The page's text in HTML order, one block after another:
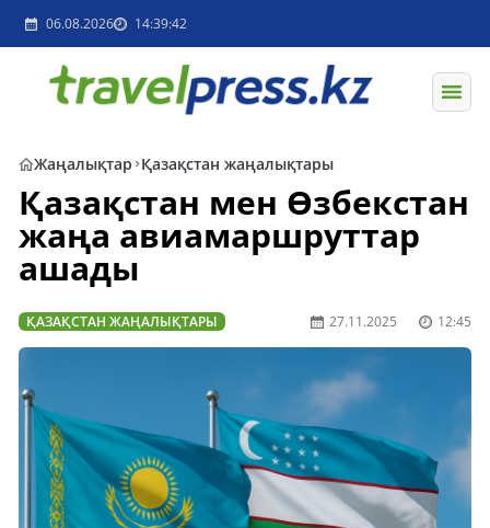
06.08.2026 14:39:42
Жаңалықтар Қазақстан жаңалықтары
Қазақстан мен Өзбекстан
жаңа авиамаршруттар
ашады
ҚАЗАҚСТАН ЖАҢАЛЫҚТАРЫ 27.11.2025 12:45